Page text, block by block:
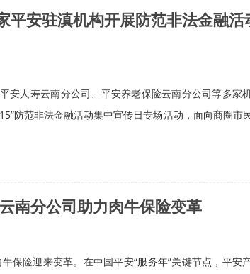
平安驻滇机构开展防范非法金融活
安人寿云南分公司、平安养老保险云南分公司等多家
防范非法金融活动集中宣传日专场活动，面向商圈市
南分公司助力肉牛保险变革
保险迎来变革。在中国平安“服务年”关键节点，平安